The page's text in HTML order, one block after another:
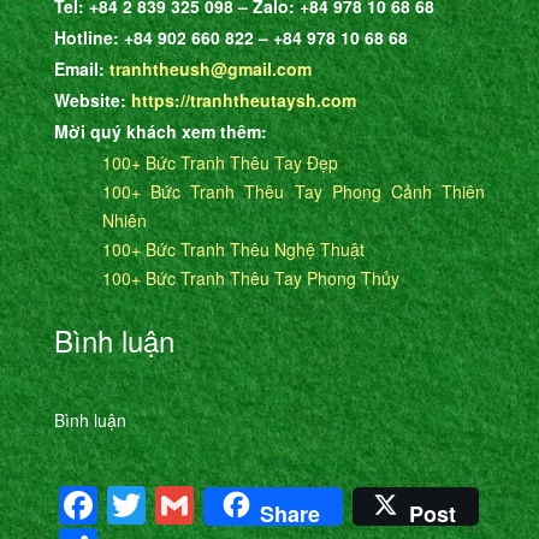
Tel: +84 2 839 325 098 – Zalo: +84 978 10 68 68
Hotline: +84 902 660 822 – +84 978 10 68 68
Email:tranhtheush@gmail.com
Website:https://tranhtheutaysh.com
Mời quý khách xem thêm:
100+ Bức Tranh Thêu Tay Đẹp
100+ Bức Tranh Thêu Tay Phong Cảnh Thiên
Nhiên
100+ Bức Tranh Thêu Nghệ Thuật
100+ Bức Tranh Thêu Tay Phong Thủy
Bình luận
Bình luận
Facebook
Twitter
Gmail
Share Post